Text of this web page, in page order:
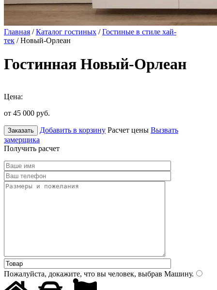
Главная /Каталог гостиных /Гостиные в стиле хай-
тек / Новый-Орлеан
Гостинная Новый-Орлеан
Цена:
от 45 000 руб.
Заказать Добавить в корзину Расчет цены Вызвать
замерщика
Получить расчет
Пожалуйста, докажите, что вы человек, выбрав Машину.